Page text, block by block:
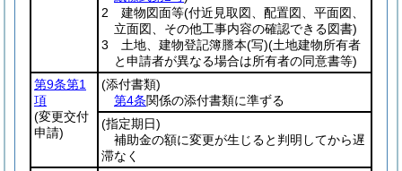
2 建物図面等(付近見取図、配置図、平面図、
立面図、その他工事内容の確認できる図書)
3 土地、建物登記簿謄本(写)(土地建物所有者
と申請者が異なる場合は所有者の同意書等)
第9条第1
項
(変更交付
申請)
(添付書類)
第4条関係の添付書類に準ずる
(指定期日)
補助金の額に変更が生じると判明してから遅
滞なく